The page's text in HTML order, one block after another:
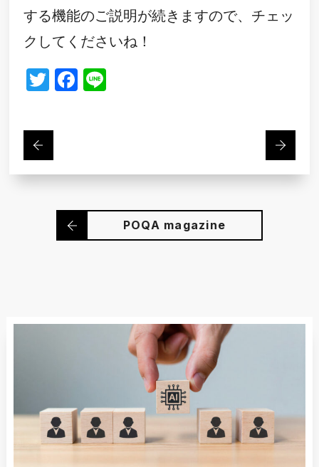
する機能のご説明が続きますので、チェッ
クしてくださいね！
TwitterFacebook
POQA magazine